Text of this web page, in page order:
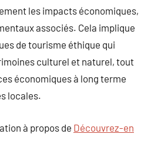
les impacts économiques,
associés. Cela implique
de tourisme éthique qui
culturel et naturel, tout
économiques à long terme
locales.
à propos de Découvrez-en